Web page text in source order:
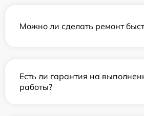
Можно ли сделать ремонт
Есть ли гарантия на
работы?